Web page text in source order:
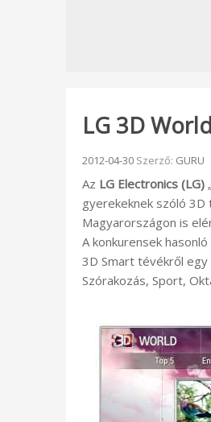
LG 3D
Beküldve:
2012-04-30 Szerző: GURU
Az LG Electronics (LG)
gyerekeknek szóló 3D
Magyarországon is
A konkurensek
3D Smart tévékről
Szórakozás, Sport,